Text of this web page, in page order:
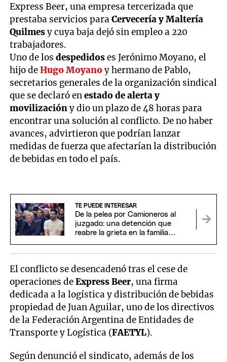
Express Beer, una empresa tercerizada que
prestaba servicios paraCervecería y Maltería
Quilmesy cuya baja dejó sin empleo a 220
trabajadores.
Uno de losdespedidoses Jerónimo Moyano, el
hijo deHugo Moyanoy hermano de Pablo,
secretarios generales de la organización sindical
que se declaró enestado de alerta y
movilizacióny dio un plazo de 48 horas para
encontrar una solución al conflicto. De no haber
avances, advirtieron que podrían lanzar
medidas de fuerza que afectarían la distribución
de bebidas en todo el país.
TE PUEDE INTERESAR
De la pelea por Camioneros al
juzgado: una detención que
reabre la grieta en la familia
El conflicto se desencadenó tras el cese de
operaciones deExpress Beer, una firma
dedicada a la logística y distribución de bebidas
propiedad de Juan Aguilar, uno de los directivos
de la Federación Argentina de Entidades de
Transporte y Logística (FAETYL).
Según denunció el sindicato, además de los